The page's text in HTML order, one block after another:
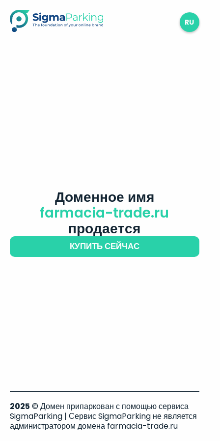
RU
Доменное имя
farmacia-trade.ru
продается
КУПИТЬ СЕЙЧАС
2025 © Домен припаркован с помощью сервиса
SigmaParking | Сервис SigmaParking не является
администратором домена farmacia-trade.ru